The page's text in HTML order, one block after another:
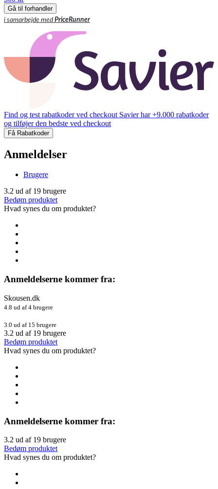
Gå til forhandler
i samarbejde medPriceRunner
Find og test rabatkoder ved checkout Savier har +9.000 rabatkoder
og tilføjer den bedste ved checkout
Få Rabatkoder
Anmeldelser
Brugere
3.2 ud af 19 brugere
Bedøm produktet
Hvad synes du om produktet?
Anmeldelserne kommer fra:
Skousen.dk
4.8 ud af 4 brugere
3.0 ud af 15 brugere
3.2 ud af 19 brugere
Bedøm produktet
Hvad synes du om produktet?
Anmeldelserne kommer fra:
3.2 ud af 19 brugere
Bedøm produktet
Hvad synes du om produktet?